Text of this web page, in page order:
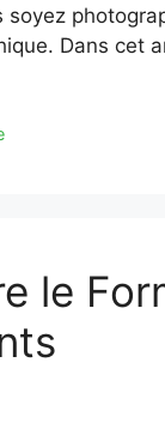
soyez
Dans cet
le